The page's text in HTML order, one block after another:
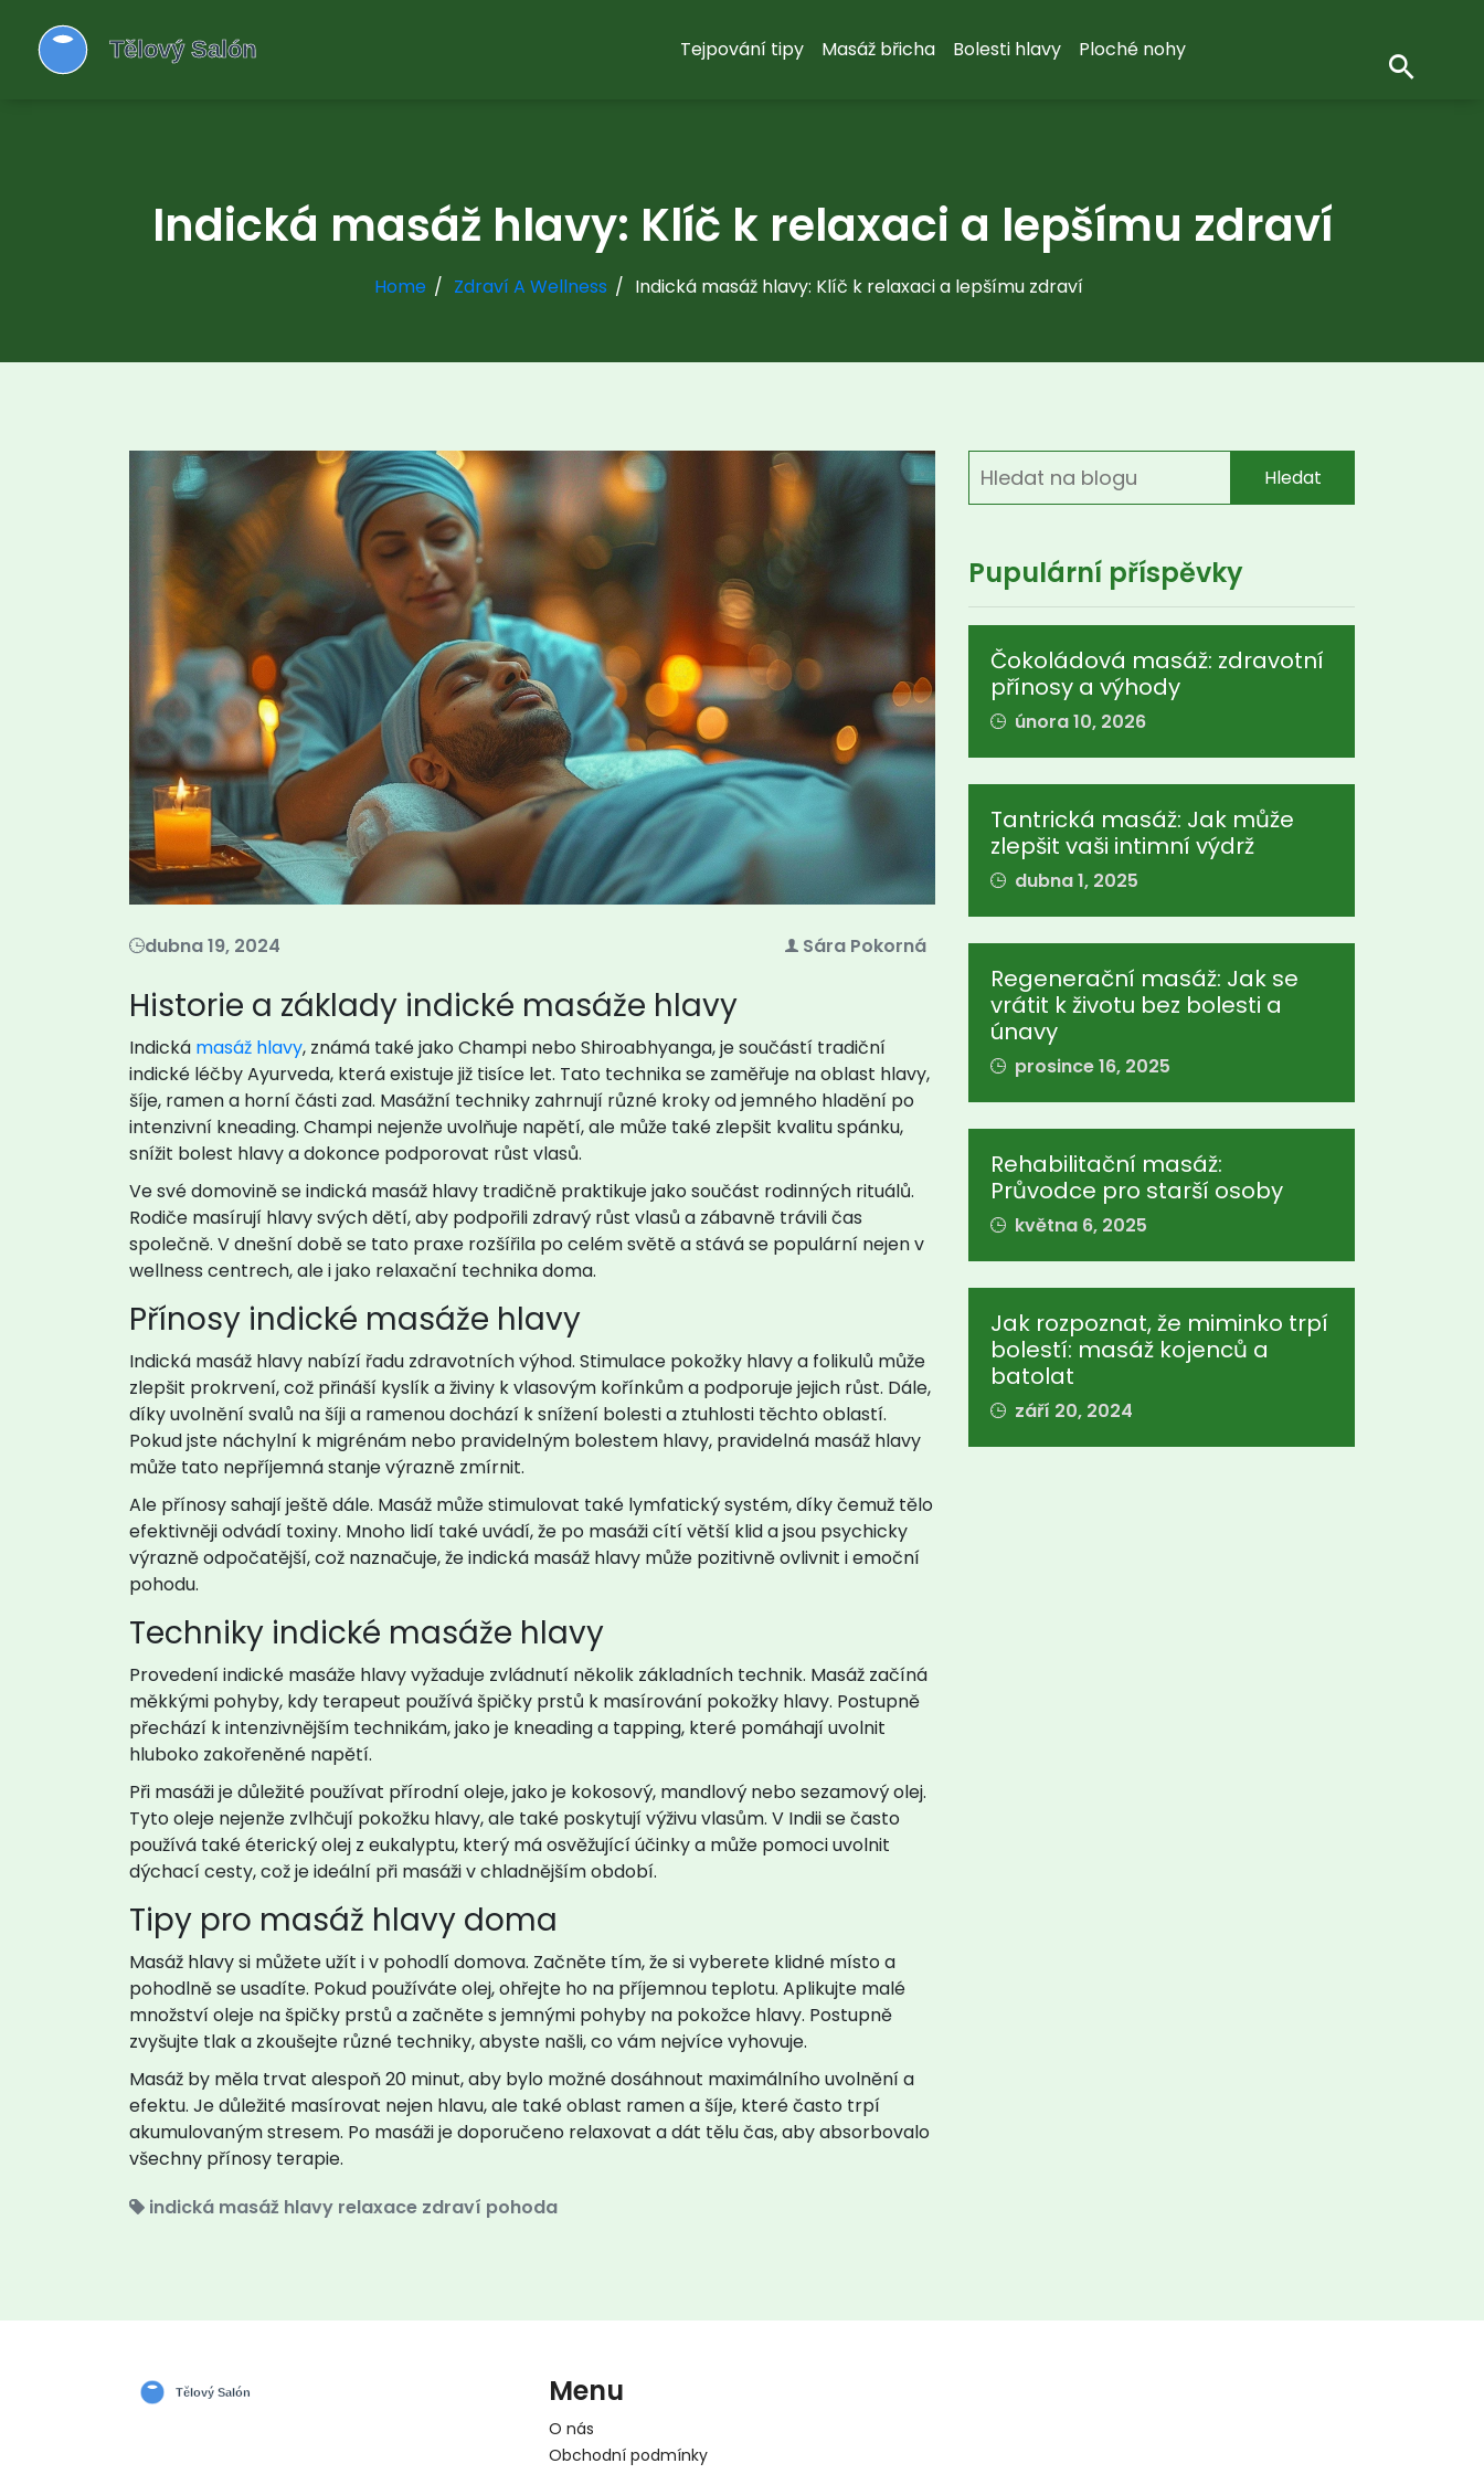
Tejpování tipy Masáž břicha Bolesti hlavy Ploché nohy
Indická masáž hlavy: Klíč k relaxaci a lepšímu zdraví
Home Zdraví A Wellness Indická masáž hlavy: Klíč k relaxaci a lepšímu zdraví
dubna 19, 2024 Sára Pokorná
Historie a základy indické masáže hlavy
Indická masáž hlavy, známá také jako Champi nebo Shiroabhyanga, je součástí tradiční
indické léčby Ayurveda, která existuje již tisíce let. Tato technika se zaměřuje na oblast hlavy,
šíje, ramen a horní části zad. Masážní techniky zahrnují různé kroky od jemného hladění po
intenzivní kneading. Champi nejenže uvolňuje napětí, ale může také zlepšit kvalitu spánku,
snížit bolest hlavy a dokonce podporovat růst vlasů.
Ve své domovině se indická masáž hlavy tradičně praktikuje jako součást rodinných rituálů.
Rodiče masírují hlavy svých dětí, aby podpořili zdravý růst vlasů a zábavně trávili čas
společně. V dnešní době se tato praxe rozšířila po celém světě a stává se populární nejen v
wellness centrech, ale i jako relaxační technika doma.
Přínosy indické masáže hlavy
Indická masáž hlavy nabízí řadu zdravotních výhod. Stimulace pokožky hlavy a folikulů může
zlepšit prokrvení, což přináší kyslík a živiny k vlasovým kořínkům a podporuje jejich růst. Dále,
díky uvolnění svalů na šíji a ramenou dochází k snížení bolesti a ztuhlosti těchto oblastí.
Pokud jste náchylní k migrénám nebo pravidelným bolestem hlavy, pravidelná masáž hlavy
může tato nepříjemná stanje výrazně zmírnit.
Ale přínosy sahají ještě dále. Masáž může stimulovat také lymfatický systém, díky čemuž tělo
efektivněji odvádí toxiny. Mnoho lidí také uvádí, že po masáži cítí větší klid a jsou psychicky
výrazně odpočatější, což naznačuje, že indická masáž hlavy může pozitivně ovlivnit i emoční
pohodu.
Techniky indické masáže hlavy
Provedení indické masáže hlavy vyžaduje zvládnutí několik základních technik. Masáž začíná
měkkými pohyby, kdy terapeut používá špičky prstů k masírování pokožky hlavy. Postupně
přechází k intenzivnějším technikám, jako je kneading a tapping, které pomáhají uvolnit
hluboko zakořeněné napětí.
Při masáži je důležité používat přírodní oleje, jako je kokosový, mandlový nebo sezamový olej.
Tyto oleje nejenže zvlhčují pokožku hlavy, ale také poskytují výživu vlasům. V Indii se často
používá také éterický olej z eukalyptu, který má osvěžující účinky a může pomoci uvolnit
dýchací cesty, což je ideální při masáži v chladnějším období.
Tipy pro masáž hlavy doma
Masáž hlavy si můžete užít i v pohodlí domova. Začněte tím, že si vyberete klidné místo a
pohodlně se usadíte. Pokud používáte olej, ohřejte ho na příjemnou teplotu. Aplikujte malé
množství oleje na špičky prstů a začněte s jemnými pohyby na pokožce hlavy. Postupně
zvyšujte tlak a zkoušejte různé techniky, abyste našli, co vám nejvíce vyhovuje.
Masáž by měla trvat alespoň 20 minut, aby bylo možné dosáhnout maximálního uvolnění a
efektu. Je důležité masírovat nejen hlavu, ale také oblast ramen a šíje, které často trpí
akumulovaným stresem. Po masáži je doporučeno relaxovat a dát tělu čas, aby absorbovalo
všechny přínosy terapie.
indická masáž hlavy relaxace zdraví pohoda
Hledat
Pupulární příspěvky
Čokoládová masáž: zdravotní
přínosy a výhody
února 10, 2026
Tantrická masáž: Jak může
zlepšit vaši intimní výdrž
dubna 1, 2025
Regenerační masáž: Jak se
vrátit k životu bez bolesti a
únavy
prosince 16, 2025
Rehabilitační masáž:
Průvodce pro starší osoby
května 6, 2025
Jak rozpoznat, že miminko trpí
bolestí: masáž kojenců a
batolat
září 20, 2024
Menu
O nás
Obchodní podmínky